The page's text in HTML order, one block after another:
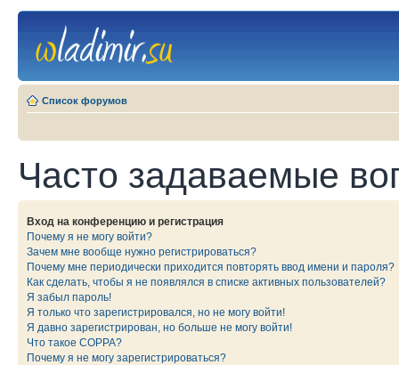
Список форумов
Часто задаваемые
Вход на конференцию и регистрация
Почему я не могу войти?
Зачем мне вообще нужно регистрироваться?
Почему мне периодически приходится повторять ввод имени и пароля?
Как сделать, чтобы я не появлялся в списке активных пользователей?
Я забыл пароль!
Я только что зарегистрировался, но не могу войти!
Я давно зарегистрирован, но больше не могу войти!
Что такое COPPA?
Почему я не могу зарегистрироваться?